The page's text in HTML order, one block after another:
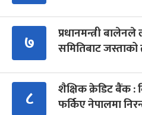
७
प्रधानमन्त्री
समितिबाट
८
शैक्षिक क्रेडिट बैंक :
फर्किए नेपालमा